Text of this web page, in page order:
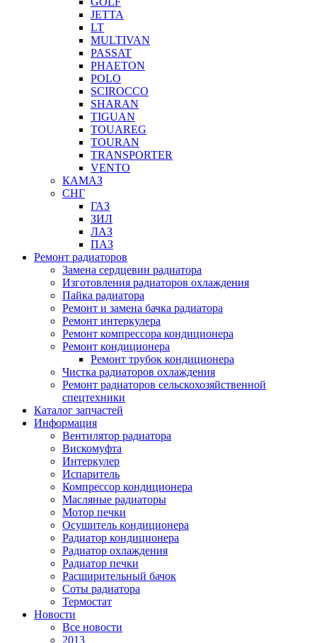
JETTA
LT
MULTIVAN
PASSAT
PHAETON
POLO
SCIROCCO
SHARAN
TIGUAN
TOUAREG
TOURAN
TRANSPORTER
VENTO
КАМАЗ
СНГ
ГАЗ
ЗИЛ
ЛАЗ
ПАЗ
Ремонт радиаторов
Замена сердцевин радиатора
Изготовления радиаторов охлаждения
Пайка радиатора
Ремонт и замена бачка радиатора
Ремонт интеркулера
Ремонт компрессора кондиционера
Ремонт кондиционера
Ремонт трубок кондиционера
Чистка радиаторов охлаждения
Ремонт радиаторов сельскохозяйственной
спецтехники
Каталог запчастей
Информация
Вентилятор радиатора
Вискомуфта
Интеркулер
Испаритель
Компрессор кондиционера
Масляные радиаторы
Мотор печки
Осушитель кондиционера
Радиатор кондиционера
Радиатор охлаждения
Радиатор печки
Расширительный бачок
Соты радиатора
Термостат
Новости
Все новости
2013